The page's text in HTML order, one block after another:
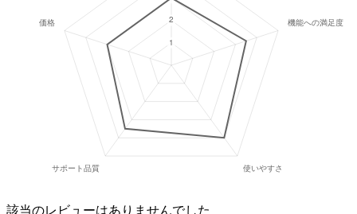
該当のレビューはありませんでした